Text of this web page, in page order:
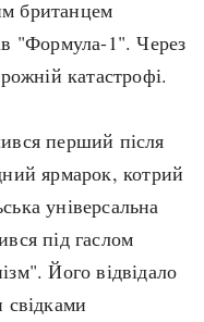
британцем
"Формула-1". Через
катастрофі.
перший після
ярмарок, котрий
універсальна
під гаслом
Його відвідало
свідками